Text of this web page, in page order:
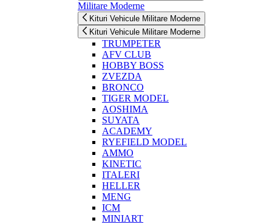
Militare Moderne
Kituri Vehicule Militare Moderne
Kituri Vehicule Militare Moderne
TRUMPETER
AFV CLUB
HOBBY BOSS
ZVEZDA
BRONCO
TIGER MODEL
AOSHIMA
SUYATA
ACADEMY
RYEFIELD MODEL
AMMO
KINETIC
ITALERI
HELLER
MENG
ICM
MINIART